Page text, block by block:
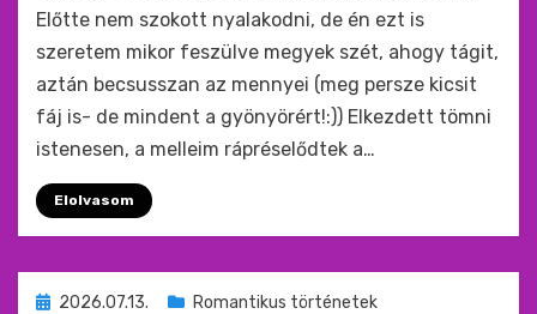
Előtte nem szokott nyalakodni, de én ezt is
szeretem mikor feszülve megyek szét, ahogy tágit,
aztán becsusszan az mennyei (meg persze kicsit
fáj is- de mindent a gyönyörért!:)) Elkezdett tömni
istenesen, a melleim rápréselődtek a…
Elolvasom
Beküldve
2026.07.13. Romantikus történetek